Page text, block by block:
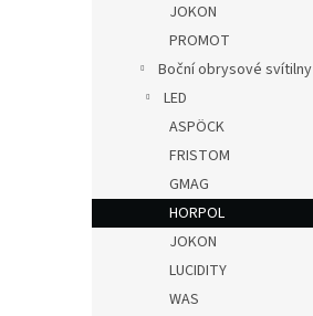
JOKON
PROMOT
Boční obrysové svítilny
LED
ASPÖCK
FRISTOM
GMAG
HORPOL
JOKON
LUCIDITY
WAS